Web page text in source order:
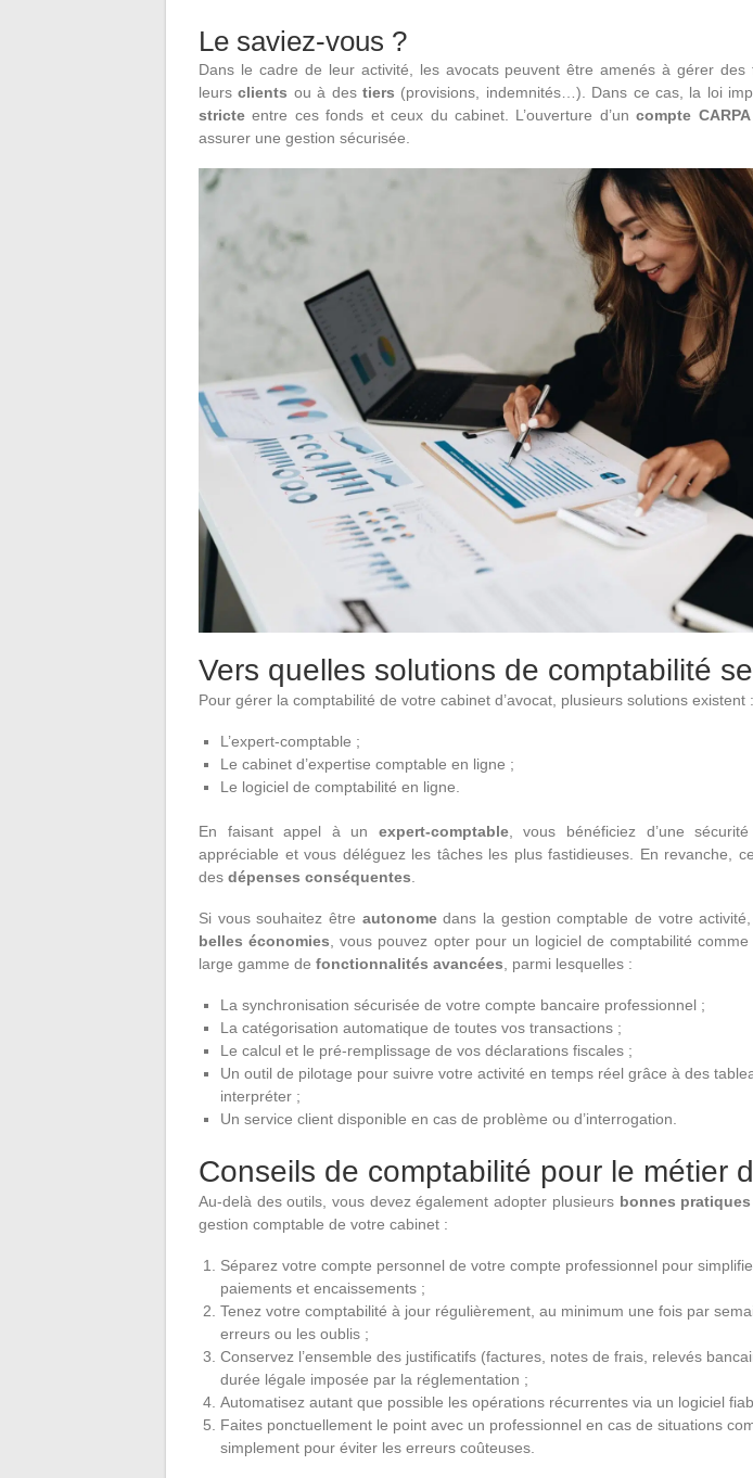
Le saviez-vous ?
Dans le cadre de leur activité, les avocats peuvent être amenés à gérer des
leursclients ou à destiers (provisions, indemnités…). Dans ce cas, la loi
stricte entre ces fonds et ceux du cabinet. L’ouverture d’uncompte CARPA
assurer une gestion sécurisée.
Vers quelles solutions de comptabilité
Pour gérer la comptabilité de votre cabinet d’avocat, plusieurs solutions existent :
L’expert-comptable ;
Le cabinet d’expertise comptable en ligne ;
Le logiciel de comptabilité en ligne.
En faisant appel à un expert-comptable, vous bénéficiez d’une
appréciable et vous déléguez les tâches les plus fastidieuses. En revanche,
des dépenses conséquentes
Si vous souhaitez être autonomedans la gestion comptable de votre
belles économies , vous pouvez opter pour un logiciel de comptabilité comme
large gamme de fonctionnalités avancées , parmi lesquelles :
La synchronisation sécurisée de votre compte bancaire professionnel ;
La catégorisation automatique de toutes vos transactions ;
Le calcul et le pré-remplissage de vos déclarations fiscales ;
Un outil de pilotage pour suivre votre activité en temps réel grâce à des
interpréter ;
Un service client disponible en cas de problème ou d’interrogation.
Conseils de comptabilité pour le métier
Au-delà des outils, vous devez également adopter plusieurs bonnes pratiques
gestion comptable de votre cabinet :
Séparez votre compte personnel de votre compte professionnel pour
paiements et encaissements ;
Tenez votre comptabilité à jour régulièrement, au minimum une fois par
erreurs ou les oublis ;
Conservez l’ensemble des justificatifs (factures, notes de frais, relevés
durée légale imposée par la réglementation ;
Automatisez autant que possible les opérations récurrentes via un logiciel
Faites ponctuellement le point avec un professionnel en cas de situations
simplement pour éviter les erreurs coûteuses.